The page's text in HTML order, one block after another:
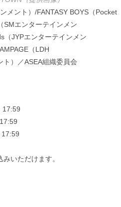
メント）/FANTASY BOYS（Pocket
エンターテインメン
（JYPエンターテインメン
（LDH
）／ASEA組織委員会
17:59
いただけます。